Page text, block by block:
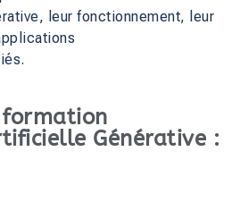
leur fonctionnement, leur
formation
Générative :